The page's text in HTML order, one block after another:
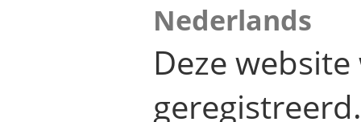
Nederlands
Deze